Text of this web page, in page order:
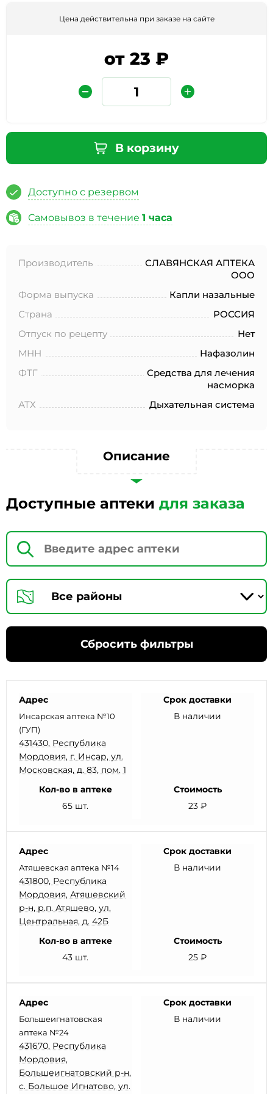
Цена действительна при заказе на сайте
от 23 ₽
В корзину
Доступно с резервом
Самовывоз в течение 1 часа
Производитель
СЛАВЯНСКАЯ АПТЕКА
ООО
Форма выпуска
Капли назальные
Страна
РОССИЯ
Отпуск по рецепту
Нет
МНН
Нафазолин
ФТГ
Средства для лечения
насморка
АТХ
Дыхательная система
Описание
Доступные аптеки для заказа
Сбросить фильтры
Адрес
Инсарская аптека №10
(ГУП)
431430, Республика
Мордовия, г. Инсар, ул.
Московская, д. 83, пом. 1
Срок доставки
В наличии
Кол-во в аптеке
65 шт.
Стоимость
23 ₽
Адрес
Атяшевская аптека №14
431800, Республика
Мордовия, Атяшевский
р-н, р.п. Атяшево, ул.
Центральная, д. 42Б
Срок доставки
В наличии
Кол-во в аптеке
43 шт.
Стоимость
25 ₽
Адрес
Большеигнатовская
аптека №24
431670, Республика
Мордовия,
Большеигнатовский р-н,
с. Большое Игнатово, ул.
Срок доставки
В наличии
Защита от автоматических сообщений
соответствии с Федеральным законом от 27.07.2006 года
№152-ФЗ «О персональных данных», на условиях и для
персональных данных *